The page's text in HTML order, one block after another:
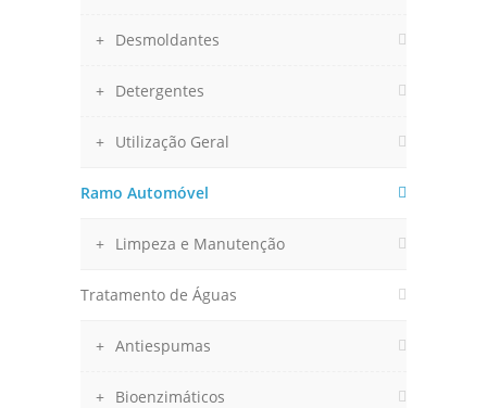
Desmoldantes
Detergentes
Utilização Geral
Ramo Automóvel
Limpeza e Manutenção
Tratamento de Águas
Antiespumas
Bioenzimáticos